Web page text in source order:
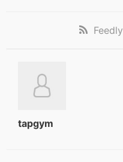
Feedly
tapgym